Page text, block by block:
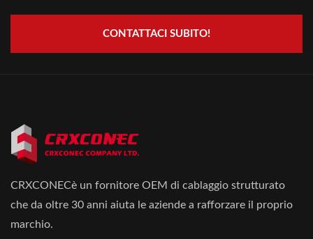
CONTATTACI SUBITO!
CRXCONECè un fornitore OEM di cablaggio strutturato
che da oltre 30 anni aiuta le aziende a rafforzare il proprio
marchio.